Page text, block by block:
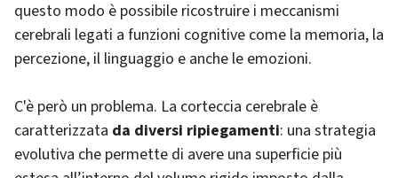
questo modo è possibile ricostruire i meccanismi
cerebrali legati a funzioni cognitive come la memoria, la
percezione, il linguaggio e anche le emozioni.
C'è però un problema. La corteccia cerebrale è
caratterizzata da diversi ripiegamenti: una strategia
evolutiva che permette di avere una superficie più